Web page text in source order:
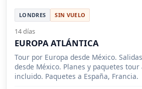
LONDRES SIN VUELO
14 días
EUROPA ATLÁNTICA
Tour por Europa desde México.
desde México. Planes y paquetes
incluido. Paquetes a España, Francia.